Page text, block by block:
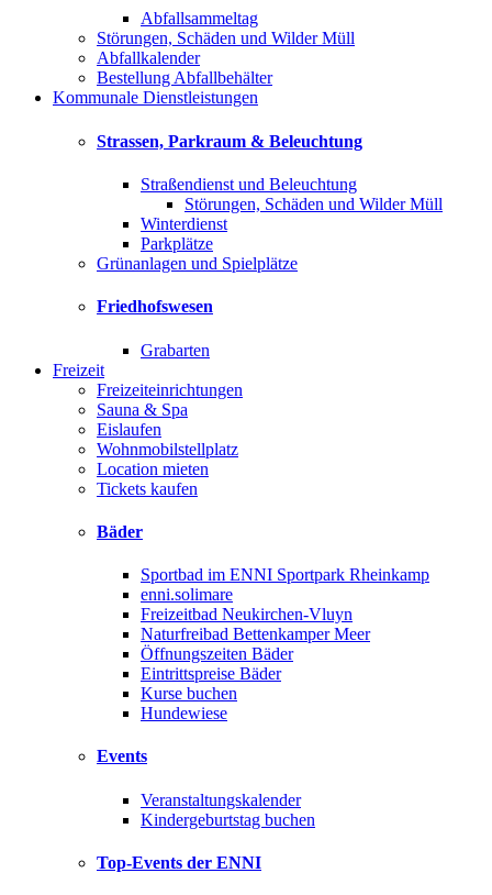
Abfallsammeltag
Störungen, Schäden und Wilder Müll
Abfallkalender
Bestellung Abfallbehälter
Kommunale Dienstleistungen
Strassen, Parkraum & Beleuchtung
Straßendienst und Beleuchtung
Störungen, Schäden und Wilder Müll
Winterdienst
Parkplätze
Grünanlagen und Spielplätze
Friedhofswesen
Grabarten
Freizeit
Freizeiteinrichtungen
Sauna & Spa
Eislaufen
Wohnmobilstellplatz
Location mieten
Tickets kaufen
Bäder
Sportbad im ENNI Sportpark Rheinkamp
enni.solimare
Freizeitbad Neukirchen-Vluyn
Naturfreibad Bettenkamper Meer
Öffnungszeiten Bäder
Eintrittspreise Bäder
Kurse buchen
Hundewiese
Events
Veranstaltungskalender
Kindergeburtstag buchen
Top-Events der ENNI